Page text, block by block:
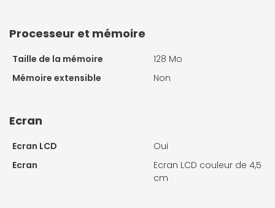
Processeur et mémoire
Taille de la mémoire
128 Mo
Mémoire extensible
Non
Ecran
Ecran LCD
Oui
Ecran
Ecran LCD couleur de 4,5
cm